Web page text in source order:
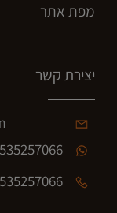
מפת אתר
יצירת קשר